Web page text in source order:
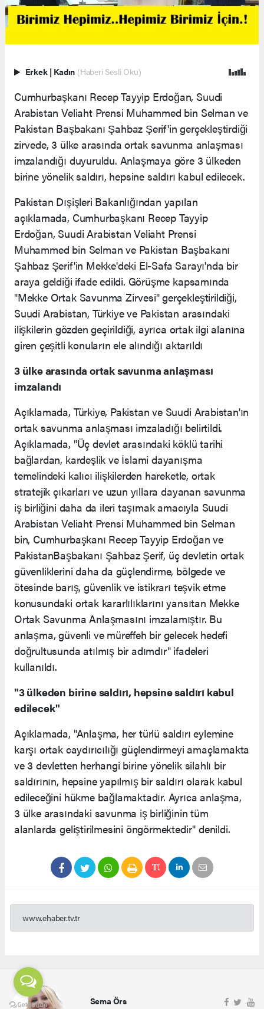
Erkek | Kadın (Haberi Sesli Oku)
Cumhurbaşkanı Recep Tayyip Erdoğan, Suudi
Arabistan Veliaht Prensi Muhammed bin Selman ve
Pakistan Başbakanı Şahbaz Şerif'in gerçekleştirdiği
zirvede, 3 ülke arasında ortak savunma anlaşması
imzalandığı duyuruldu. Anlaşmaya göre 3 ülkeden
birine yönelik saldırı, hepsine saldırı kabul edilecek.
Pakistan Dışişleri Bakanlığından yapılan
açıklamada, Cumhurbaşkanı Recep Tayyip
Erdoğan, Suudi Arabistan Veliaht Prensi
Muhammed bin Selman ve Pakistan Başbakanı
Şahbaz Şerif'in Mekke'deki El-Safa Sarayı'nda bir
araya geldiği ifade edildi. Görüşme kapsamında
"Mekke Ortak Savunma Zirvesi" gerçekleştirildiği,
Suudi Arabistan, Türkiye ve Pakistan arasındaki
ilişkilerin gözden geçirildiği, ayrıca ortak ilgi alanına
giren çeşitli konuların ele alındığı aktarıldı
3 ülke arasında ortak savunma anlaşması
imzalandı
Açıklamada, Türkiye, Pakistan ve Suudi Arabistan'ın
ortak savunma anlaşması imzaladığı belirtildi.
Açıklamada, "Üç devlet arasındaki köklü tarihi
bağlardan, kardeşlik ve İslami dayanışma
temelindeki kalıcı ilişkilerden hareketle, ortak
stratejik çıkarları ve uzun yıllara dayanan savunma
iş birliğini daha da ileri taşımak amacıyla Suudi
Arabistan Veliaht Prensi Muhammed bin Selman
bin, Cumhurbaşkanı Recep Tayyip Erdoğan ve
PakistanBaşbakanı Şahbaz Şerif, üç devletin ortak
güvenliklerini daha da güçlendirme, bölgede ve
ötesinde barış, güvenlik ve istikrarı teşvik etme
konusundaki ortak kararlılıklarını yansıtan Mekke
Ortak Savunma Anlaşmasını imzalamıştır. Bu
anlaşma, güvenli ve müreffeh bir gelecek hedefi
doğrultusunda atılmış bir adımdır" ifadeleri
kullanıldı.
"3 ülkeden birine saldırı, hepsine saldırı kabul
edilecek"
Açıklamada, "Anlaşma, her türlü saldırı eylemine
karşı ortak caydırıcılığı güçlendirmeyi amaçlamakta
ve 3 devletten herhangi birine yönelik silahlı bir
saldırının, hepsine yapılmış bir saldırı olarak kabul
edileceğini hükme bağlamaktadır. Ayrıca anlaşma,
3 ülke arasındaki savunma iş birliğinin tüm
alanlarda geliştirilmesini öngörmektedir" denildi.
www.ehaber.tv.tr
Sema Örs